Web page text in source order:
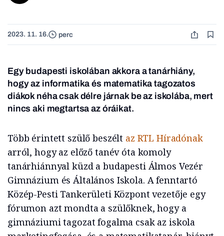
2023. 11. 16. perc
Egy budapesti iskolában akkora a tanárhiány,
hogy az informatika és matematika tagozatos
diákok néha csak délre járnak be az iskolába, mert
nincs aki megtartsa az óráikat.
Több érintett szülő beszélt az RTL Híradónak
arról, hogy az előző tanév óta komoly
tanárhiánnyal küzd a budapesti Álmos Vezér
Gimnázium és Általános Iskola. A fenntartó
Közép-Pesti Tankerületi Központ vezetője egy
fórumon azt mondta a szülőknek, hogy a
gimnáziumi tagozat fogalma csak az iskola